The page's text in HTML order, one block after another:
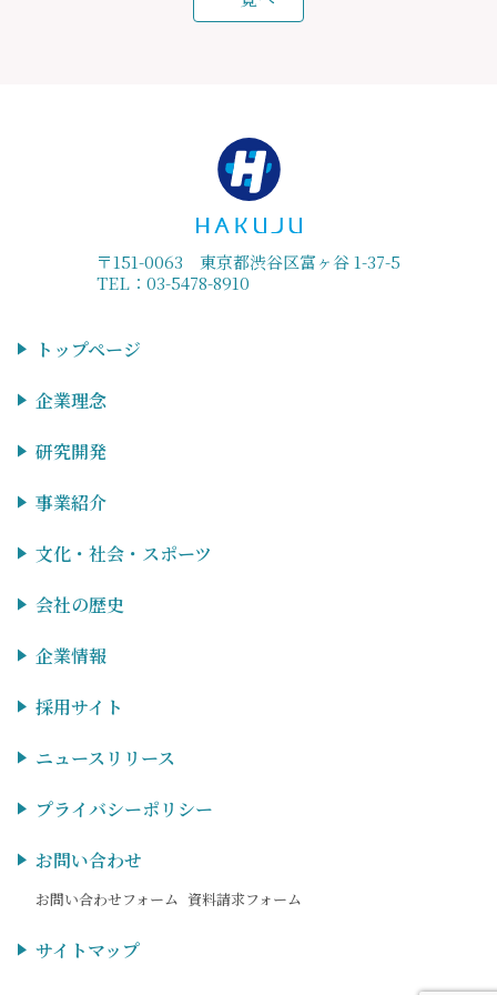
〒151-0063 東京都渋谷区富ヶ谷 1-37-5
TEL：03-5478-8910
トップページ
企業理念
研究開発
事業紹介
文化・社会・スポーツ
会社の歴史
企業情報
採用サイト
ニュースリリース
プライバシーポリシー
お問い合わせ
お問い合わせフォーム 資料請求フォーム
サイトマップ